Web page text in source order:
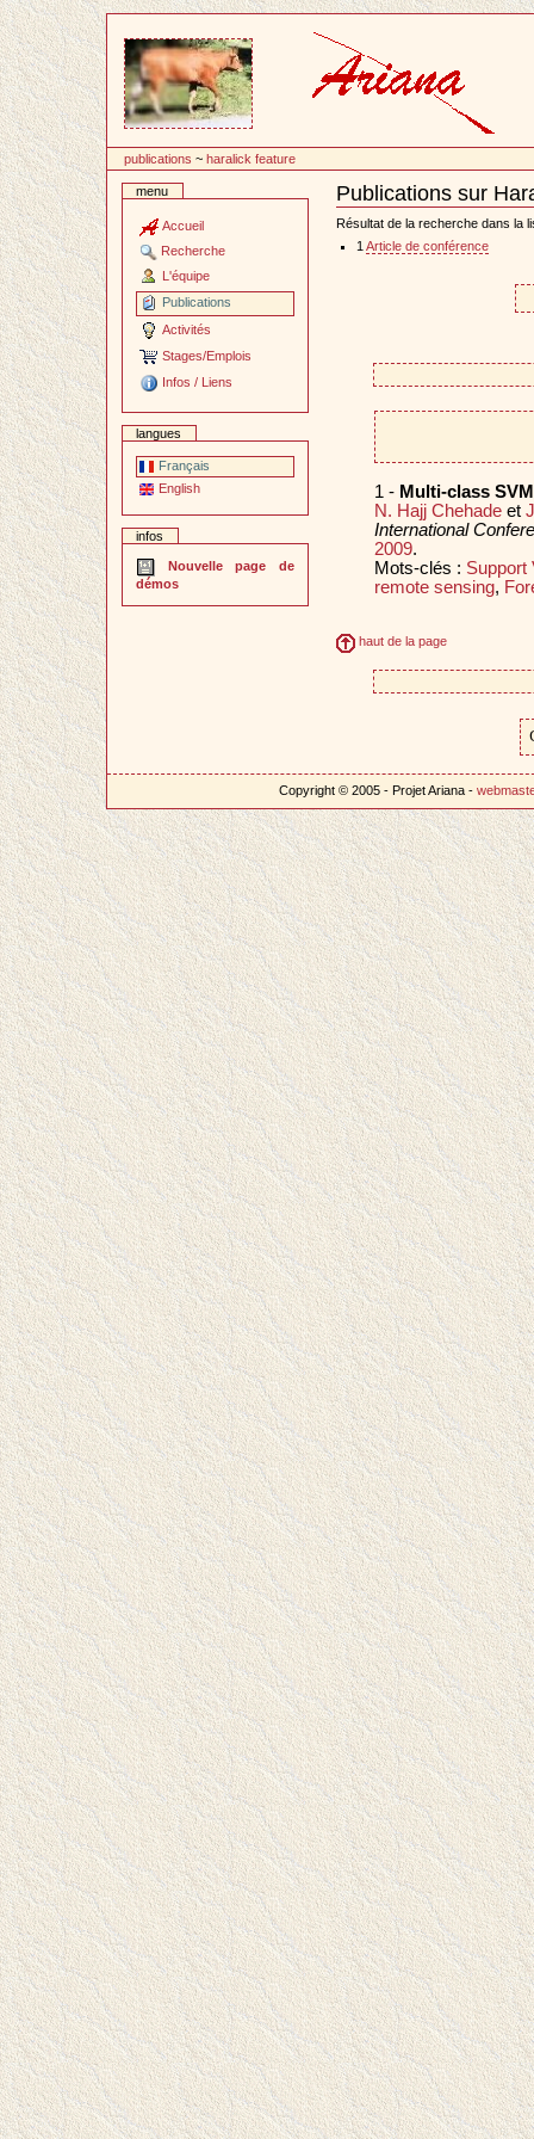
contenu
publications ~haralick feature
menu
Accueil
Recherche
L'équipe
Publications
Activités
Stages/Emplois
Infos / Liens
langues
Français
English
infos
Nouvelle page de
démos
Publications sur
Document
Actions
Résultat de la recherche dans la
1 Article de conférence
1 - Multi-class
N. Hajj Chehadeet
International
2009.
Mots-clés : Support
remote sensing,
haut de la page
Copyright © 2005 - Projet Ariana -